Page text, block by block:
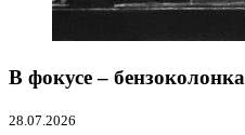
В фокусе – бензоколонка
28.07.2026